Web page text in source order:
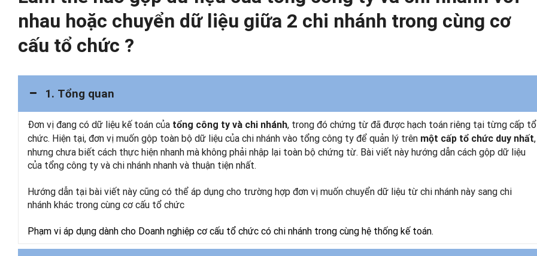
nhau hoặc chuyển dữ liệu giữa 2 chi nhánh trong cùng cơ
cấu tổ chức ?
1. Tổng quan
Đơn vị đang có dữ liệu kế toán của tổng công ty và chi nhánh, trong đó chứng từ đã được hạch toán riêng tại từng cấp tổ
chức. Hiện tại, đơn vị muốn gộp toàn bộ dữ liệu của chi nhánh vào tổng công ty để quản lý trên một cấp tổ chức duy nhất,
nhưng chưa biết cách thực hiện nhanh mà không phải nhập lại toàn bộ chứng từ. Bài viết này hướng dẫn cách gộp dữ liệu
của tổng công ty và chi nhánh nhanh và thuận tiện nhất.
Hướng dẫn tại bài viết này cũng có thể áp dụng cho trường hợp đơn vị muốn chuyển dữ liệu từ chi nhánh này sang chi
nhánh khác trong cùng cơ cấu tổ chức
Phạm vi áp dụng dành cho Doanh nghiệp cơ cấu tổ chức có chi nhánh trong cùng hệ thống kế toán.